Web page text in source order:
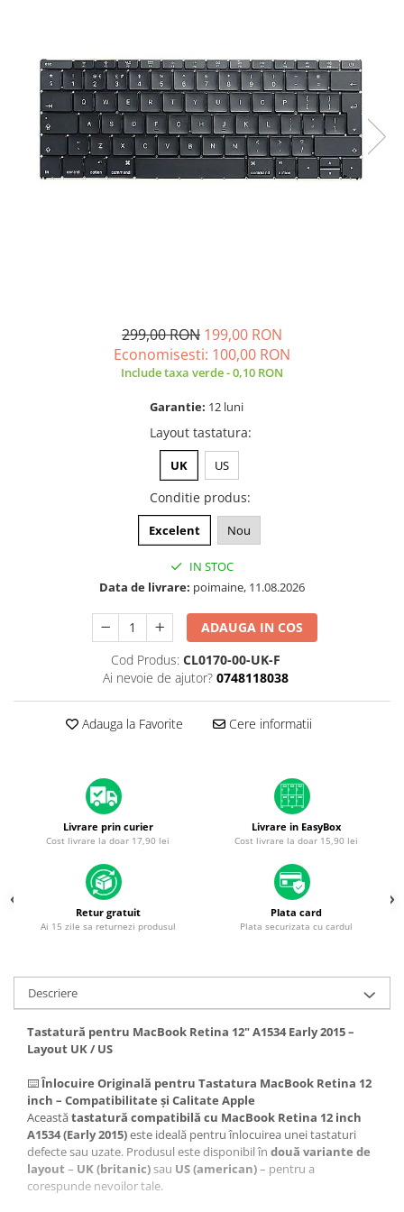
A2338 (M1/M2 13” 2020-2022)
A2442 (M1 14” 2021)
A2485 (M1 16” 2021)
A2779 (M2 14” 2023)
A2918 (M3 14” 2023)
Tastatura MacBook
A3113 (M3 13” 2024)
A3240 (M4 13” 2025)
MacBook Pro
A1278 (Unibody 13” 2009-2012)
A1297 (Unibody 17” 2009-2011)
A1534 (Retina 12” 2015-2017)
Piese & Accesorii iPhone
iPhone 16 Pro Max
iPhone 16 Pro
iPhone 17 Pro
iPhone 15 Pro Max
iPhone 17
iPhone 15 Pro
iPhone 16
iPhone 15
iPhone 14 Pro Max
iPhone 14 Pro
iPhone 14 Plus
299,00 RON 199,00 RON
Economisesti: 100,00 RON
Include taxa verde - 0,10 RON
Garantie: 12 luni
Layout tastatura:
UK US
Conditie produs:
Excelent Nou
IN STOC
Data de livrare: poimaine, 11.08.2026
ADAUGA IN COS
Cod Produs: CL0170-00-UK-F
Ai nevoie de ajutor? 0748118038
Adauga la Favorite Cere informatii
Livrare prin curier
Cost livrare la doar 17,90 lei
Livrare in EasyBox
Cost livrare la doar 15,90 lei
Retur gratuit
Ai 15 zile sa returnezi produsul
Plata card
Plata securizata cu cardul
Descriere
Tastatură pentru MacBook Retina 12" A1534 Early 2015 –
Layout UK / US
⌨️Înlocuire Originală pentru Tastatura MacBook Retina 12
inch – Compatibilitate și Calitate Apple
Aceastătastatură compatibilă cu MacBook Retina 12 inch
A1534 (Early 2015)este ideală pentru înlocuirea unei tastaturi
defecte sau uzate. Produsul este disponibil în două variante de
layout – UK (britanic)sau US (american)– pentru a
corespunde nevoilor tale.